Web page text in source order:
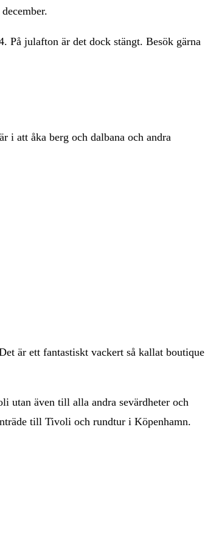
På julafton är det dock stängt. Besök gärna
att åka berg och dalbana och andra
är ett fantastiskt vackert så kallat boutique
utan även till alla andra sevärdheter och
till Tivoli och rundtur i Köpenhamn.